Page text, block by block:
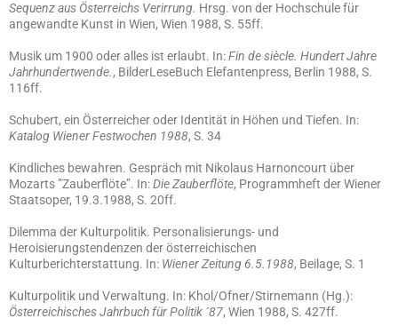
Sequenz aus Österreichs Verirrung. Hrsg. von der Hochschule für
angewandte Kunst in Wien, Wien 1988, S. 55ff.
Musik um 1900 oder alles ist erlaubt. In:Fin de siècle. Hundert Jahre
Jahrhundertwende., BilderLeseBuch Elefantenpress, Berlin 1988, S.
116ff.
Schubert, ein Österreicher oder Identität in Höhen und Tiefen. In:
Katalog Wiener Festwochen 1988, S. 34
Kindliches bewahren. Gespräch mit Nikolaus Harnoncourt über
Mozarts ”Zauberflöte”. In:Die Zauberflöte, Programmheft der Wiener
Staatsoper, 19.3.1988, S. 20ff.
Dilemma der Kulturpolitik. Personalisierungs- und
Heroisierungstendenzen der österreichischen
Kulturberichterstattung. In: Wiener Zeitung 6.5.1988, Beilage, S. 1
Kulturpolitik und Verwaltung. In: Khol/Ofner/Stirnemann (Hg.):
Österreichisches Jahrbuch für Politik ´87, Wien 1988, S. 427ff.